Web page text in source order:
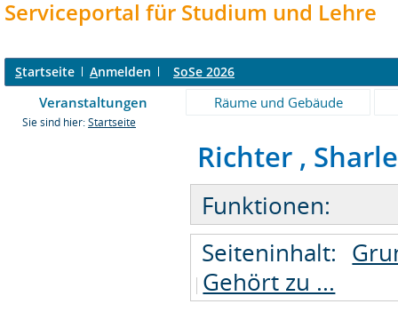
Serviceportal für Studium und Lehre
Startseite Anmelden SoSe 2026
Veranstaltungen Räume und Gebäude
Sie sind hier: Startseite
Richter ,
Funktionen:
Seiteninhalt:
Gehört zu ...